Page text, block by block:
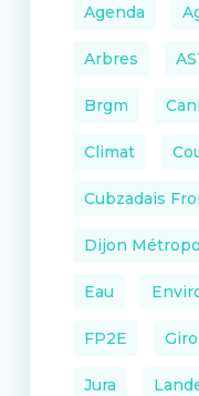
Agenda
Arbres
Brgm
Climat
Cubzadais
Dijon
Eau
FP2E
Jura